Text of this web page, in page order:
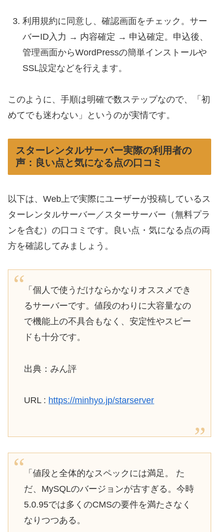
利用規約に同意し、確認画面をチェック。サー
バーID入力 → 内容確定 → 申込確定。申込後、
管理画面からWordPressの簡単インストールや
SSL設定などを行えます。
このように、手順は明確で数ステップなので、「初
めてでも迷わない」というのが実情です。
スターレンタルサーバー実際の利用者の
声：良い点と気になる点の口コミ
以下は、Web上で実際にユーザーが投稿しているス
ターレンタルサーバー／スターサーバー（無料プラ
ンを含む）の口コミです。良い点・気になる点の両
方を確認してみましょう。
「個人で使うだけならかなりオススメでき
るサーバーです。値段のわりに大容量なの
で機能上の不具合もなく、安定性やスピー
ドも十分です。
出典：みん評
URL : https://minhyo.jp/starserver
「値段と全体的なスペックには満足。 た
だ、MySQLのバージョンが古すぎる。今時
5.0.95では多くのCMSの要件を満たさなく
なりつつある。